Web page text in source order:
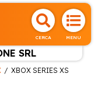
CERCA MENU
SRL
XBOX SERIES XS